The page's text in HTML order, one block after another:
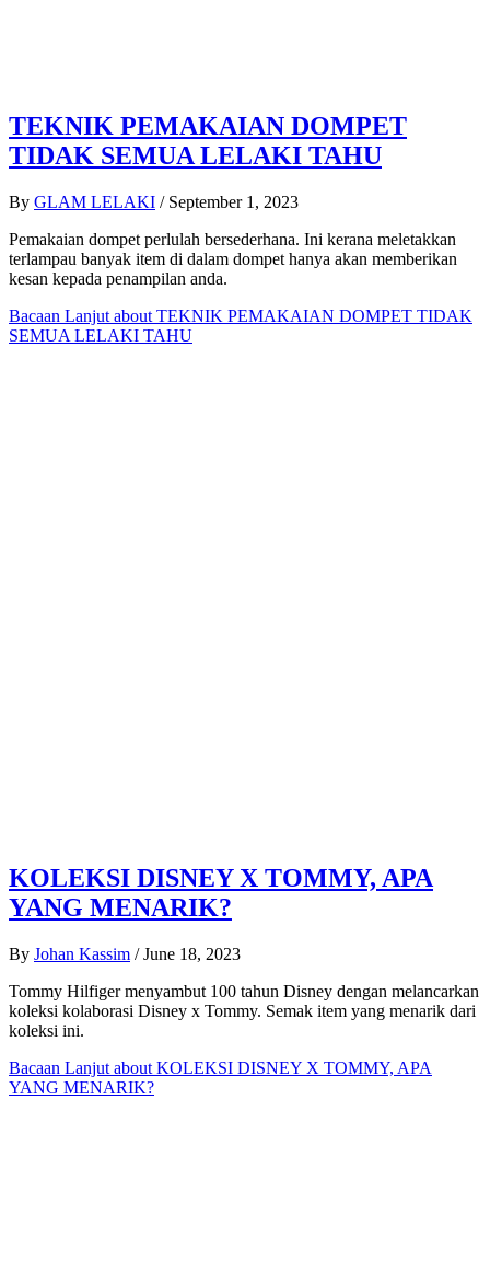
TEKNIK PEMAKAIAN DOMPET
TIDAK SEMUA LELAKI TAHU
By GLAM LELAKI / September 1, 2023
Pemakaian dompet perlulah bersederhana. Ini kerana meletakkan
terlampau banyak item di dalam dompet hanya akan memberikan
kesan kepada penampilan anda.
Bacaan Lanjut about TEKNIK PEMAKAIAN DOMPET TIDAK
SEMUA LELAKI TAHU
KOLEKSI DISNEY X TOMMY, APA
YANG MENARIK?
By Johan Kassim / June 18, 2023
Tommy Hilfiger menyambut 100 tahun Disney dengan melancarkan
koleksi kolaborasi Disney x Tommy. Semak item yang menarik dari
koleksi ini.
Bacaan Lanjut about KOLEKSI DISNEY X TOMMY, APA
YANG MENARIK?